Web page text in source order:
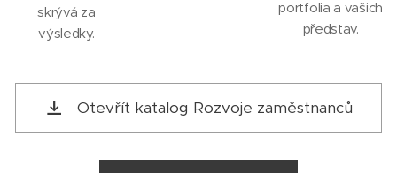
skrývá za
výsledky.
portfolia a vašich
představ.
Otevřít katalog Rozvoje zaměstnanců